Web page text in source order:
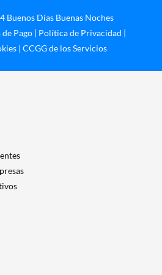
Buenos Días Buenas Noches
Pago | Política de Privacidad |
| CCGG de los Servicios